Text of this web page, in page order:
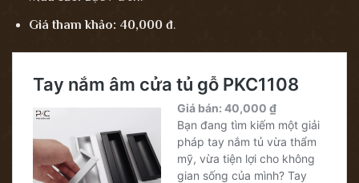
Giá tham khảo: 40,000 đ.